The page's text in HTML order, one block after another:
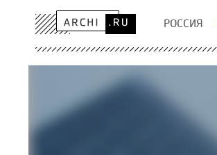
РОССИЯ